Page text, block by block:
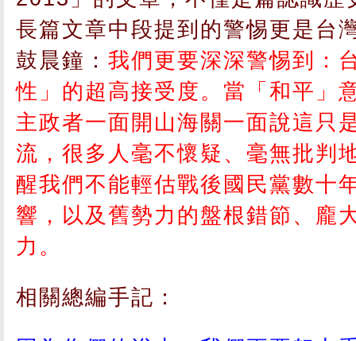
長篇文章中段提到的警惕更是台
鼓晨鐘： 我們更要深深警惕到：
性」的超高接受度。當「和平」
主政者一面開山海關一面說這只
流，很多人毫不懷疑、毫無批判
醒我們不能輕估戰後國民黨數十
響，以及舊勢力的盤根錯節、龐
力。
相關總編手記：